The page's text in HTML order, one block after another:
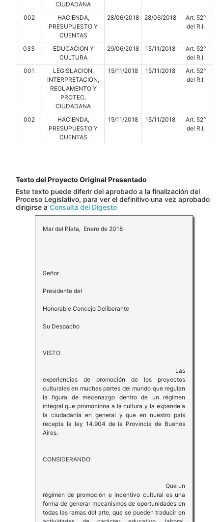
CIUDADANA
002
HACIENDA,
PRESUPUESTO Y
CUENTAS
28/06/2018 28/06/2018
Art. 52°
del R.I.
033
EDUCACION Y
CULTURA
29/06/2018 15/11/2018
Art. 52°
del R.I.
001
LEGISLACION,
INTERPRETACION,
REGLAMENTO Y
PROTEC.
CIUDADANA
15/11/2018 15/11/2018
Art. 52°
del R.I.
002
HACIENDA,
PRESUPUESTO Y
CUENTAS
15/11/2018 15/11/2018
Art. 52°
del R.I.
Texto del Proyecto Original Presentado
Este texto puede diferir del aprobado a la finalización del
Proceso Legislativo, para ver el definitivo una vez aprobado
dirigirse a Consulta del Digesto
Mar del Plata, Enero de 2018
Señor
Presidente del
Honorable Concejo Deliberante
Su Despacho
VISTO
Las
experiencias de promoción de los proyectos
culturales en muchas partes del mundo que regulan
la figura de mecenazgo dentro de un régimen
integral que promociona a la cultura y la expande a
la ciudadanía en general y que en nuestro país
recepta la ley 14.904 de la Provincia de Buenos
Aires.
CONSIDERANDO
Que un
régimen de promoción e incentivo cultural es una
forma de generar mecanismos de oportunidades en
todas las ramas del arte, que se pueden traducir en